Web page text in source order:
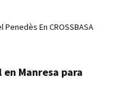
En CROSSBASA
Manresa para